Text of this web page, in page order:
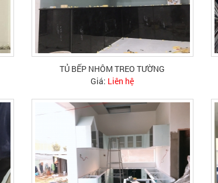
TỦ BẾP NHÔM TREO TƯỜNG
Giá: Liên hệ